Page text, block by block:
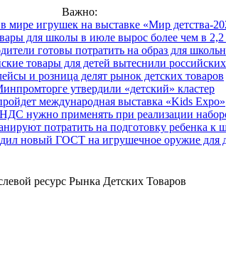
Важно:
мире игрушек на выставке «Мир детства-
для школы в июле вырос более чем в 2,2
готовы потратить на образ для
товары для детей вытеснили
и розница делят рынок детских товаров
утвердили «детский» кластер
международная выставка «Kids Expo»
нужно применять при реализации
потратить на подготовку ребенка к
новый ГОСТ на игрушечное оружие для
ресурс Рынка Детских Товаров